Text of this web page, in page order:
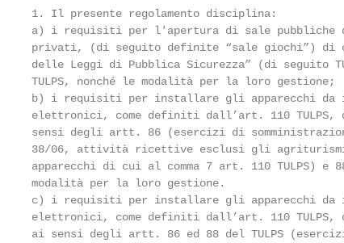
1. Il presente regolamento disciplina:
a) i requisiti per l'apertura di sale
privati, (di seguito definite “sale giochi”) di
delle Leggi di Pubblica Sicurezza” (di
TULPS, nonché le modalità per la loro gestione;
b) i requisiti per installare gli apparecchi da
elettronici, come definiti dall’art. 110
sensi degli artt. 86 (esercizi di
38/06, attività ricettive esclusi gli
apparecchi di cui al comma 7 art. 110 TULPS) e
modalità per la loro gestione.
c) i requisiti per installare gli apparecchi da
elettronici, come definiti dall’art. 110 TULPS,
ai sensi degli artt. 86 ed 88 del TULPS